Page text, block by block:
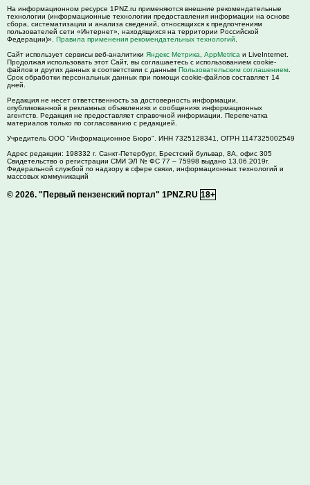
На информационном ресурсе 1PNZ.ru применяются внешние рекомендательные
технологии (информационные технологии предоставления информации на основе
сбора, систематизации и анализа сведений, относящихся к предпочтениям
пользователей сети «Интернет», находящихся на территории Российской
Федерации)». Правила применения рекомендательных технологий
Сайт использует сервисы веб-аналитики Яндекс Метрика AppMetrica и LiveInternet.
Продолжая использовать этот Сайт, вы соглашаетесь с использованием cookie-
файлов и других данных в соответствии с данным Пользовательским соглашением
Срок обработки персональных данных при помощи cookie-файлов составляет 14
дней.
Редакция не несет ответственность за достоверность информации,
опубликованной в рекламных объявлениях и сообщениях информационных
агентств. Редакция не предоставляет справочной информации. Перепечатка
материалов только по согласованию с редакцией.
Учредитель ООО "Информационное Бюро". ИНН 7325128341, ОГРН 1147325002549
Адрес редакции: 198332 г. Санкт-Петербург, Брестский бульвар, 8А, офис 305
Свидетельство о регистрации СМИ ЭЛ № ФС 77 – 75998 выдано 13.06.2019г.
Федеральной службой по надзору в сфере связи, информационных технологий и
массовых коммуникаций
© 2026. "Первый пензенский портал" 1PNZ.RU 18+